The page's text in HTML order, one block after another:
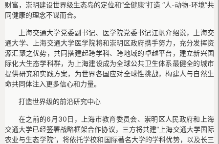
财富，崇明建设世界级生态岛的定位和“全健康”打造 “人-动物-环境”共
同健康的理念不谋而合。
上海交通大学党委副书记、医学院党委书记江帆介绍说，上海交
通大学、上海交通大学医学院将和崇明区政府携手努力，充分发挥资
源汇聚之优势，共同搭建起跨学科、跨地域的卓越平台，建立新兴国
际化大生态学科群，为上海建设成为全球公共卫生体系最健全的城市
提供研究和实践方案，为世界各国应对全球性挑战，构建人与自然生
命共同体注入更多信心和力量。
打造世界级的前沿研究中心
在之前的6月30日，上海市教育委员会、崇明区人民政府和上海
交通大学已经签署战略框架合作协议，三方将共建“上海交通大学国际
农业与生态学院”，将依托学校和国际著名大学的学科优势，以及长三